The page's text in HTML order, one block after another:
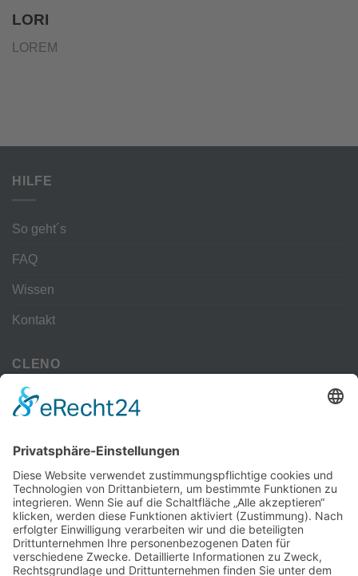
LORI
LOREM
HILFE
So geht´s
FAQ
Wissen
Kontakt
CLENO
Alle Vorteile
kostenloser Versand
Deine Zahlmöglichkeiten
MEHR
Alte iPhone Modelle